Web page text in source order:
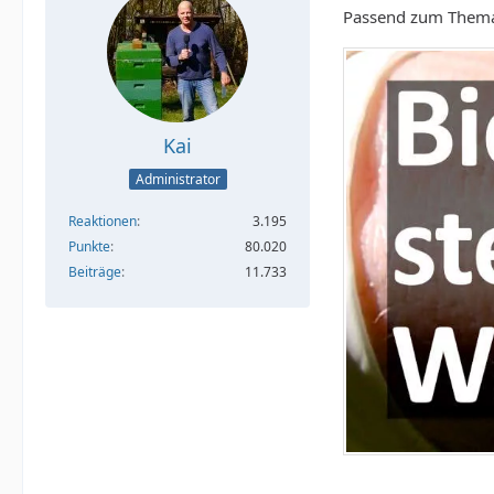
Kai
Administrator
Reaktionen
3.195
Punkte
80.020
Beiträge
11.733
Passend zum